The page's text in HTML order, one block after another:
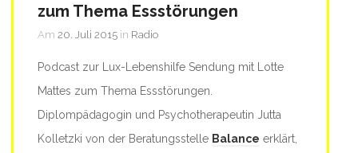
zum Thema Essstörungen
Am 20. Juli 2015 in Radio
Podcast zur Lux-Lebenshilfe Sendung mit Lotte
Mattes zum Thema Essstörungen.
Diplompädagogin und Psychotherapeutin Jutta
Kolletzki von der Beratungsstelle Balance erklärt,